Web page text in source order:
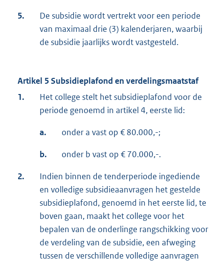
5.
De subsidie wordt vertrekt voor een periode
van maximaal drie (3) kalenderjaren, waarbij
de subsidie jaarlijks wordt vastgesteld.
Artikel 5Subsidieplafond en verdelingsmaatstaf
1.
Het college stelt het subsidieplafond voor de
periode genoemd in artikel 4, eerste lid:
a. onder a vast op € 80.000,-;
b. onder b vast op € 70.000,-.
2.
Indien binnen de tenderperiode ingediende
en volledige subsidieaanvragen het gestelde
subsidieplafond, genoemd in het eerste lid, te
boven gaan, maakt het college voor het
bepalen van de onderlinge rangschikking voor
de verdeling van de subsidie, een afweging
tussen de verschillende volledige aanvragen